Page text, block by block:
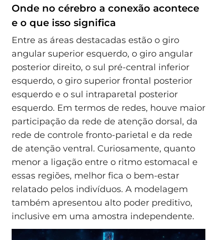
Onde no cérebro a conexão acontece
e o que isso significa
Entre as áreas destacadas estão o giro
angular superior esquerdo, o giro angular
posterior direito, o sul pré‑central inferior
esquerdo, o giro superior frontal posterior
esquerdo e o sul intraparetal posterior
esquerdo. Em termos de redes, houve maior
participação da rede de atenção dorsal, da
rede de controle fronto‑parietal e da rede
de atenção ventral. Curiosamente, quanto
menor a ligação entre o ritmo estomacal e
essas regiões, melhor fica o bem‑estar
relatado pelos indivíduos. A modelagem
também apresentou alto poder preditivo,
inclusive em uma amostra independente.